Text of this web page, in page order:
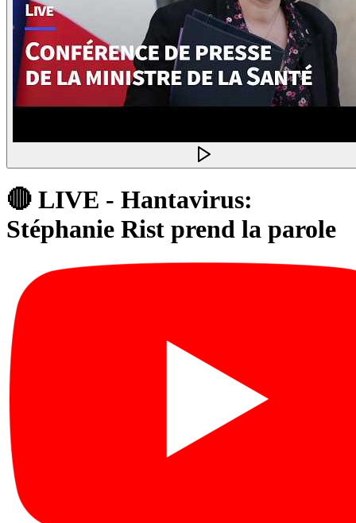
🔴 LIVE - Hantavirus:
Stéphanie Rist prend la parole